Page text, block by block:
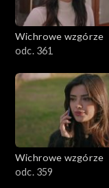
Wichrowe wzgórze
odc. 361
Wichrowe wzgórze
odc. 359